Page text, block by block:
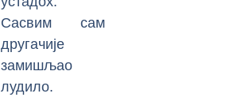
Сасвим сам
другачије
замишљао
лудило.